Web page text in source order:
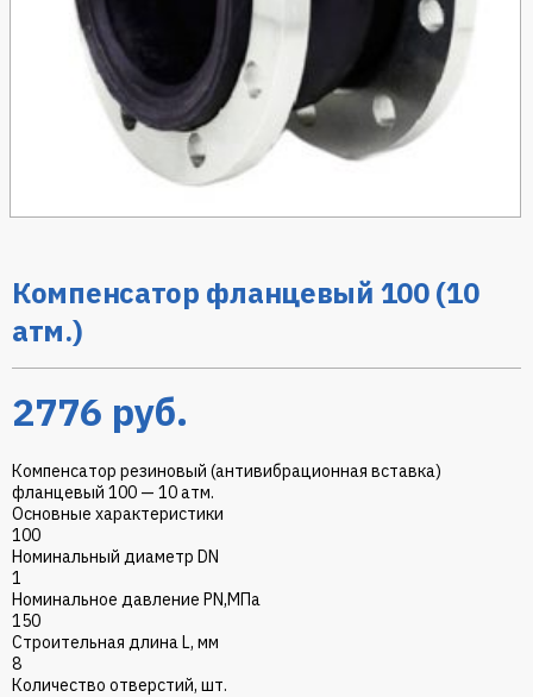
Компенсатор фланцевый 100 (10
атм.)
2776 руб.
Компенсатор резиновый (антивибрационная вставка)
фланцевый 100 — 10 атм.
Основные характеристики
100
Номинальный диаметр DN
1
Номинальное давление PN,МПа
150
Строительная длина L, мм
8
Количество отверстий, шт.